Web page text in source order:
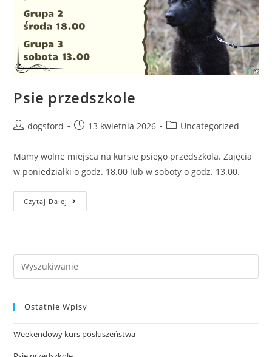
Psie przedszkole
Postdogsford
Post13 kwietnia 2026
PostUncategorized
Mamy wolne miejsca na kursie psiego przedszkola. Zajęcia
w poniedziałki o godz. 18.00 lub w soboty o godz. 13.00.
Czytaj Dalej Psie
Przedszkole
Search
this
Ostatnie Wpisy
Weekendowy kurs posłuszeństwa